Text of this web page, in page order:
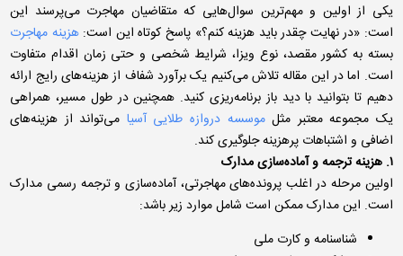
یکی از اولین و مهم‌ترین سوال‌هایی که متقاضیان مهاجرت می‌پرسند این
است: «در نهایت چقدر باید هزینه کنم؟» پاسخ کوتاه این است:هزینه مهاجرت
بسته به کشور مقصد، نوع ویزا، شرایط شخصی و حتی زمان اقدام متفاوت
است. اما در این مقاله تلاش می‌کنیم یک برآورد شفاف از هزینه‌های رایج ارائه
دهیم تا بتوانید با دید باز برنامه‌ریزی کنید. همچنین در طول مسیر، همراهی
یک مجموعه معتبر مثلموسسه دروازه طلایی آسیا می‌تواند از هزینه‌های
اضافی و اشتباهات پرهزینه جلوگیری کند.
۱. هزینه ترجمه و آماده‌سازی مدارک
اولین مرحله در اغلب پرونده‌های مهاجرتی، آماده‌سازی و ترجمه رسمی مدارک
است. این مدارک ممکن است شامل موارد زیر باشد:
شناسنامه و کارت ملی